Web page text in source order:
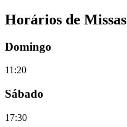
Horários de Missas
Domingo
11:20
Sábado
17:30